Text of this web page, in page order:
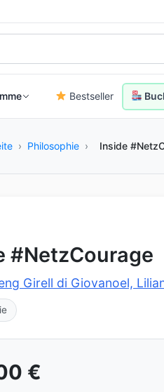
Bestseller
› Philosophie › Inside
#NetzCourage
Girell di Giovanoel,
€